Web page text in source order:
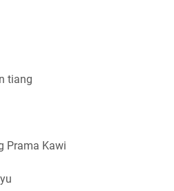
tiang
Prama Kawi